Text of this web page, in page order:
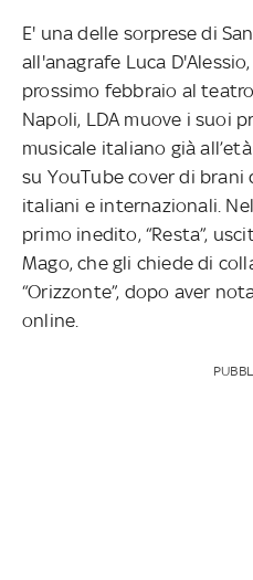
E' una delle sorprese di
all'anagrafe Luca
prossimo febbraio al
Napoli, LDA muove i suoi
musicale italiano già
su YouTube cover di
italiani e internazionali.
primo inedito, “Resta”,
Mago, che gli chiede di
“Orizzonte”, dopo aver
online.